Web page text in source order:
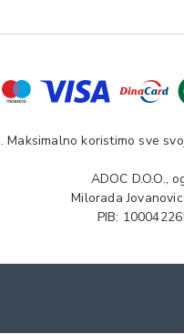
koristimo sve
ADOC D.O.O.,
Milorada
PIB: